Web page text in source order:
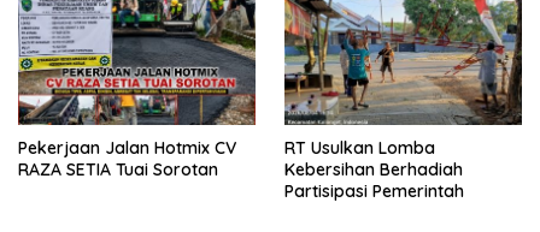
Pekerjaan Jalan Hotmix CV
RAZA SETIA Tuai Sorotan
RT Usulkan Lomba
Kebersihan Berhadiah
Partisipasi Pemerintah